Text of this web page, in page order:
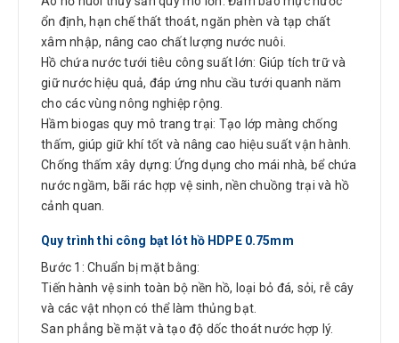
ổn định, hạn chế thất thoát, ngăn phèn và tạp chất
xâm nhập, nâng cao chất lượng nước nuôi.
Hồ chứa nước tưới tiêu công suất lớn: Giúp tích trữ và
giữ nước hiệu quả, đáp ứng nhu cầu tưới quanh năm
cho các vùng nông nghiệp rộng.
Hầm biogas quy mô trang trại: Tạo lớp màng chống
thấm, giúp giữ khí tốt và nâng cao hiệu suất vận hành.
Chống thấm xây dựng: Ứng dụng cho mái nhà, bể chứa
nước ngầm, bãi rác hợp vệ sinh, nền chuồng trại và hồ
cảnh quan.
Quy trình thi công bạt lót hồ HDPE 0.75mm
Bước 1: Chuẩn bị mặt bằng:
Tiến hành vệ sinh toàn bộ nền hồ, loại bỏ đá, sỏi, rễ cây
và các vật nhọn có thể làm thủng bạt.
San phẳng bề mặt và tạo độ dốc thoát nước hợp lý.